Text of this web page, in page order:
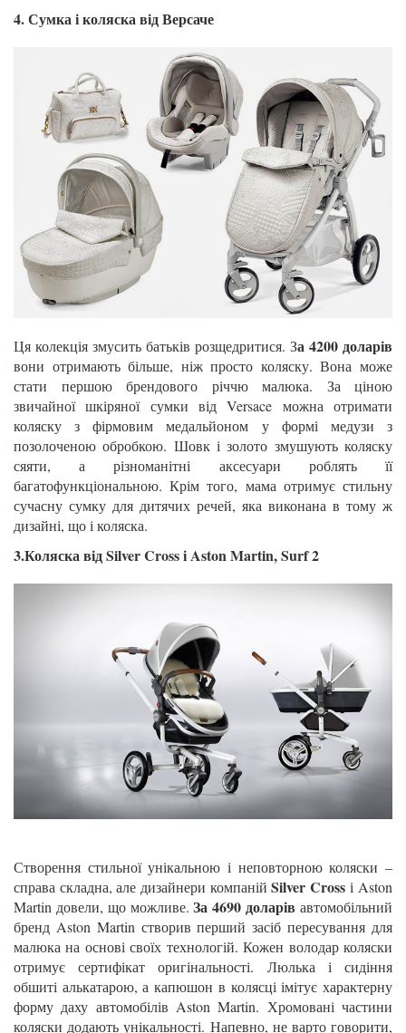
4. Сумка і коляска від Версаче
Ця колекція змусить батьків розщедритися. За 4200 доларів
вони отримають більше, ніж просто коляску. Вона може
стати першою брендового річчю малюка. За ціною
звичайної шкіряної сумки від Versace можна отримати
коляску з фірмовим медальйоном у формі медузи з
позолоченою обробкою. Шовк і золото змушують коляску
сяяти, а різноманітні аксесуари роблять її
багатофункціональною. Крім того, мама отримує стильну
сучасну сумку для дитячих речей, яка виконана в тому ж
дизайні, що і коляска.
3.Коляска від Silver Cross і Aston Martin, Surf 2
Створення стильної унікальною і неповторною коляски –
справа складна, але дизайнери компанійSilver Crossі Aston
Martin довели, що можливе.За 4690 доларів автомобільний
бренд Aston Martin створив перший засіб пересування для
малюка на основі своїх технологій. Кожен володар коляски
отримує сертифікат оригінальності. Люлька і сидіння
обшиті алькатарою, а капюшон в колясці імітує характерну
форму даху автомобілів Aston Martin. Хромовані частини
коляски додають унікальності. Напевно, не варто говорити,